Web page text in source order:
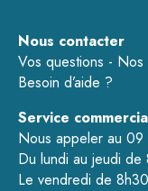
Nous contacter
Vos questions - Nos
Besoin d’aide ?
Service
Nous appeler au
Du lundi au jeudi
Le vendredi de